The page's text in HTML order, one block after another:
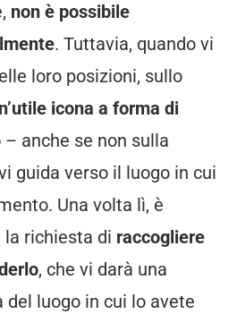
non è possibile
. Tuttavia, quando vi
loro posizioni, sullo
icona a forma di
– anche se non sulla
guida verso il luogo in cui
Una volta lì, è
richiesta di raccogliere
, che vi darà una
del luogo in cui lo avete